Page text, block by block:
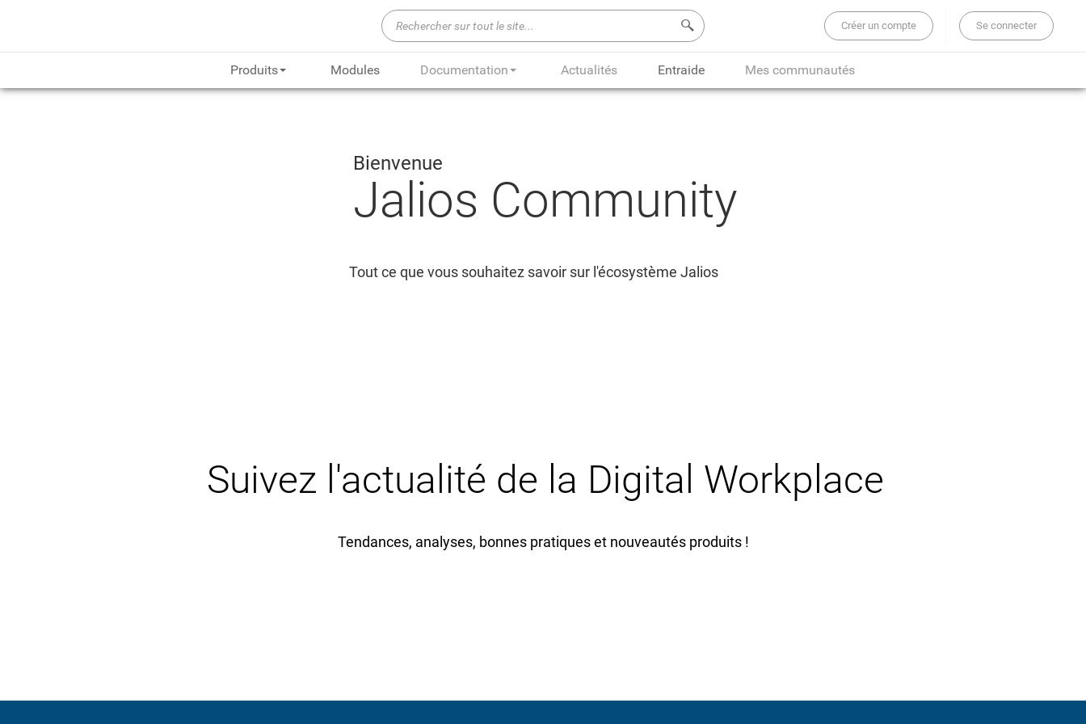
Rechercher sur tout le site...
Créer un compte Se connecter
Produits Modules Documentation Actualités Entraide Mes communautés
Bienvenue
Jalios Community
Tout ce que vous souhaitez savoir sur l'écosystème Jalios
Suivez l'actualité de la Digital Workplace
Tendances, analyses, bonnes pratiques et nouveautés produits !